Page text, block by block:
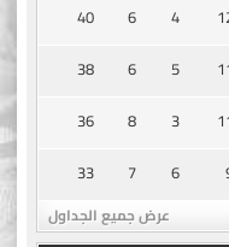
4
6
40
5
6
38
3
8
36
6
7
33
عرض جميع الجداول